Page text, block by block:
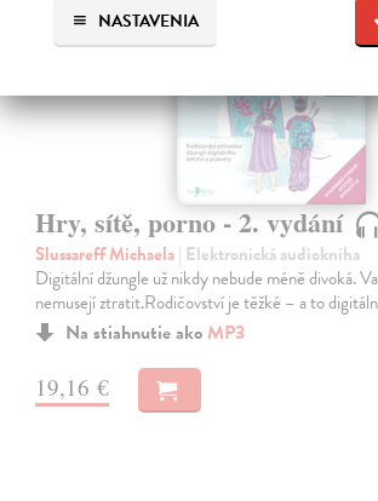
NASTAVENIA
Hry, sítě, porno - 2. vydání
Slussareff Michaela| Elektronická audiokniha
Digitální džungle už nikdy nebude méně divoká.
nemusejí ztratit.Rodičovství je těžké – a to
Na stiahnutie ako MP3
19,16 €